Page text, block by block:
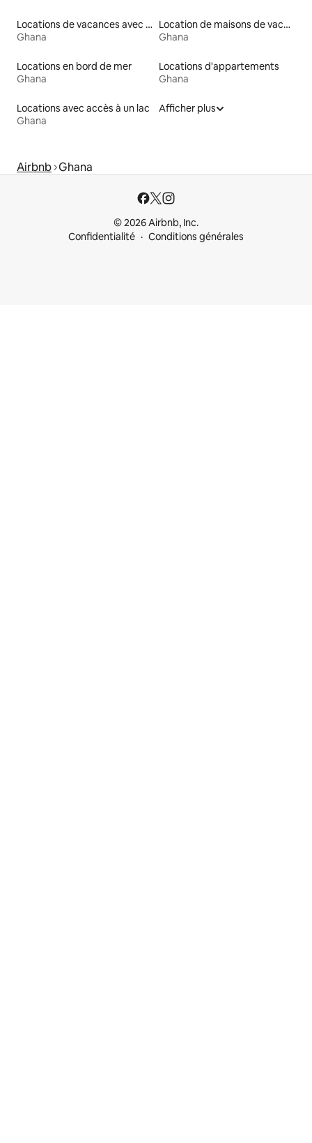
Locations de vacances avec piscine
Ghana
Location de maisons de vacances
Ghana
Locations en bord de mer
Ghana
Locations d'appartements
Ghana
Locations avec accès à un lac
Ghana
Afficher plus
Airbnb Ghana
© 2026 Airbnb, Inc.
Confidentialité
Conditions générales